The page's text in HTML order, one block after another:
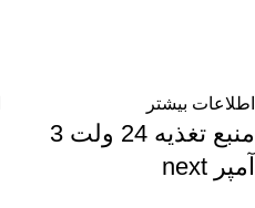
اطلاعات بیشتر
منبع تغذیه 24 ولت 3
آمپر next